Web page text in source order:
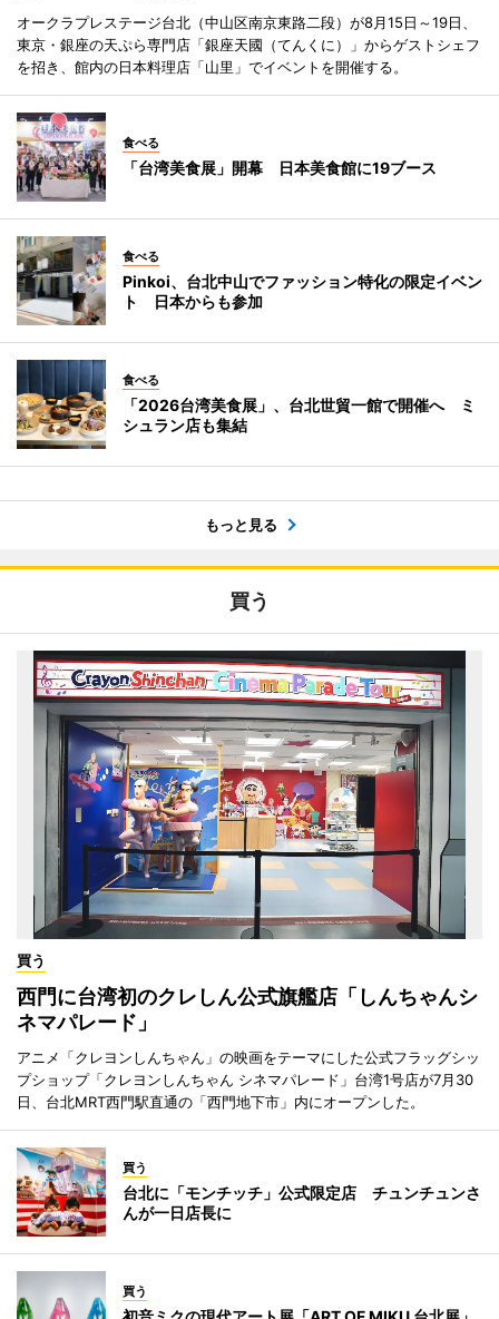
オークラプレステージ台北（中山区南京東路二段）が8月15日～19日、
東京・銀座の天ぷら専門店「銀座天國（てんくに）」からゲストシェフ
を招き、館内の日本料理店「山里」でイベントを開催する。
食べる
「台湾美食展」開幕 日本美食館に19ブース
食べる
Pinkoi、台北中山でファッション特化の限定イベン
ト 日本からも参加
食べる
「2026台湾美食展」、台北世貿一館で開催へ ミ
シュラン店も集結
もっと見る
買う
買う
西門に台湾初のクレしん公式旗艦店「しんちゃんシ
ネマパレード」
アニメ「クレヨンしんちゃん」の映画をテーマにした公式フラッグシッ
プショップ「クレヨンしんちゃん シネマパレード」台湾1号店が7月30
日、台北MRT西門駅直通の「西門地下市」内にオープンした。
買う
台北に「モンチッチ」公式限定店 チュンチュンさ
んが一日店長に
買う